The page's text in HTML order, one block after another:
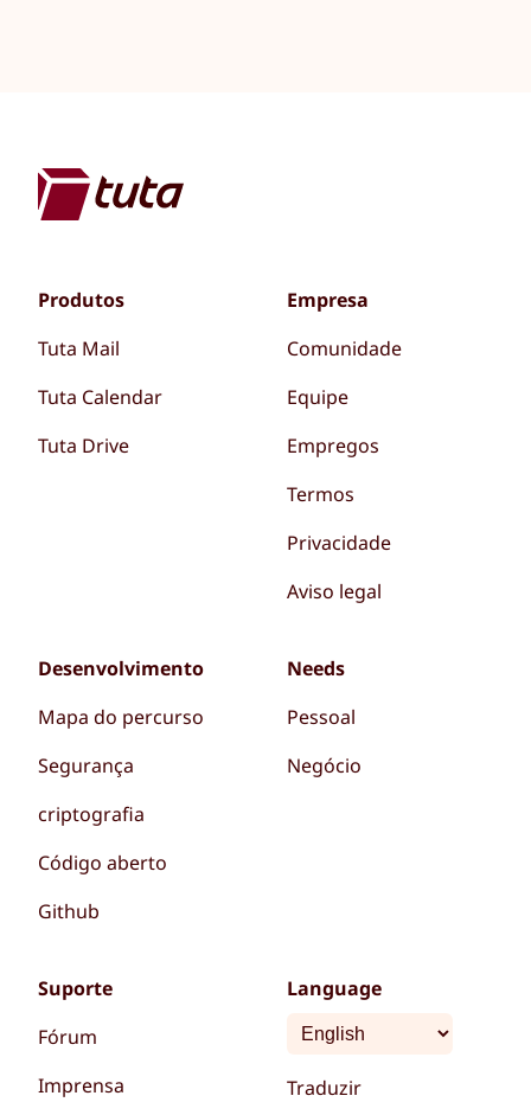
Produtos
Tuta Mail
Tuta Calendar
Tuta Drive
Empresa
Comunidade
Equipe
Empregos
Termos
Privacidade
Aviso legal
Desenvolvimento
Mapa do percurso
Segurança
criptografia
Código aberto
Github
Needs
Pessoal
Negócio
Suporte
Fórum
Imprensa
Language
Traduzir